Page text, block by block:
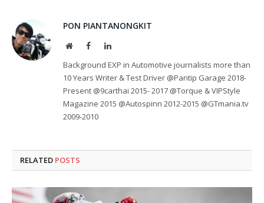
PON PIANTANONGKIT
WebsiteFacebookLinkedIn
Background EXP in Automotive journalists more than
10 Years Writer & Test Driver @Pantip Garage 2018-
Present @9carthai 2015- 2017 @Torque & VIPStyle
Magazine 2015 @Autospinn 2012-2015 @GTmania.tv
2009-2010
RELATED POSTS